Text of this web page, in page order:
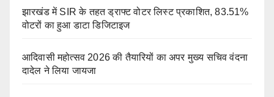
झारखंड में SIR के तहत ड्राफ्ट वोटर लिस्ट प्रकाशित, 83.51%
वोटरों का हुआ डाटा डिजिटाइज
आदिवासी महोत्सव 2026 की तैयारियों का अपर मुख्य सचिव वंदना
दादेल ने लिया जायजा